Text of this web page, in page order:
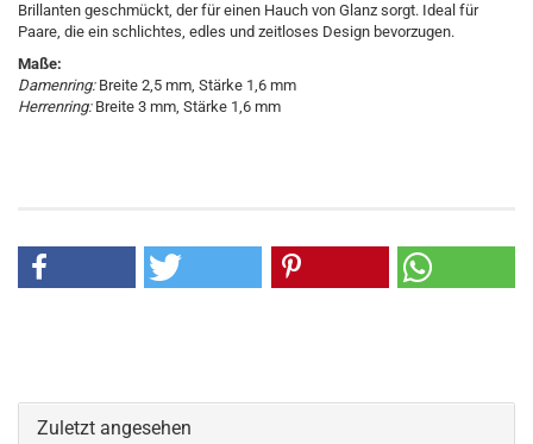
Brillanten geschmückt, der für einen Hauch von Glanz sorgt. Ideal für
Paare, die ein schlichtes, edles und zeitloses Design bevorzugen.
Maße:
Damenring:Breite 2,5 mm, Stärke 1,6 mm
Herrenring:Breite 3 mm, Stärke 1,6 mm
Zuletzt angesehen